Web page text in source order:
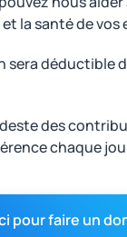
la santé de vos
sera déductible
des
chaque
pour faire un